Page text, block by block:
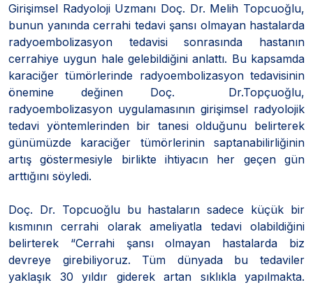
Girişimsel Radyoloji Uzmanı Doç. Dr. Melih Topcuoğlu,
bunun yanında cerrahi tedavi şansı olmayan hastalarda
radyoembolizasyon tedavisi sonrasında hastanın
cerrahiye uygun hale gelebildiğini anlattı. Bu kapsamda
karaciğer tümörlerinde radyoembolizasyon tedavisinin
önemine değinen Doç. Dr.Topçuoğlu,
radyoembolizasyon uygulamasının girişimsel radyolojik
tedavi yöntemlerinden bir tanesi olduğunu belirterek
günümüzde karaciğer tümörlerinin saptanabilirliğinin
artış göstermesiyle birlikte ihtiyacın her geçen gün
arttığını söyledi.
Doç. Dr. Topcuoğlu bu hastaların sadece küçük bir
kısmının cerrahi olarak ameliyatla tedavi olabildiğini
belirterek “Cerrahi şansı olmayan hastalarda biz
devreye girebiliyoruz. Tüm dünyada bu tedaviler
yaklaşık 30 yıldır giderek artan sıklıkla yapılmakta.